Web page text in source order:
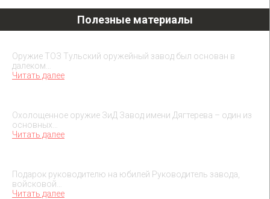
Полезные материалы
Оружие ТОЗ Тульский оружейный завод был основан в
далеком…
Читать далее
Охолощенное оружие ЗиД Завод имени Дягтерева – один из
основных…
Читать далее
Подарок руководителю на юбилей Руководитель завода,
войсковой…
Читать далее